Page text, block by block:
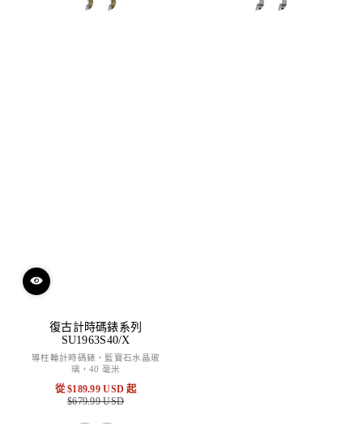
復古計時碼錶系列
SU1963S40/X
導柱輪計時碼錶，藍寶石水晶玻
璃，40 毫米
特
從$189.99 USD 起
原
$679.99 USD